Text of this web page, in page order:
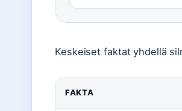
Keskeiset faktat yhdellä
FAKTA